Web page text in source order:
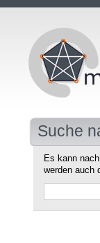
Suche
Es kann
werden auch